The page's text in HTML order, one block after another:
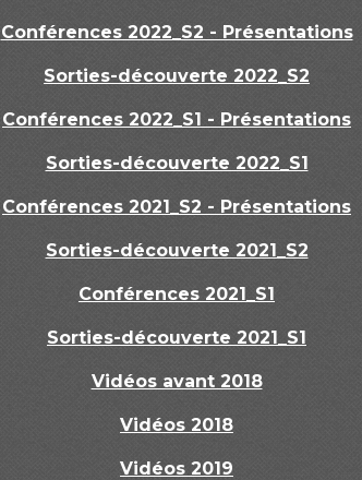
Conférences 2022_S2 - Présentations
Sorties-découverte 2022_S2
Conférences 2022_S1 - Présentations
Sorties-découverte 2022_S1
Conférences 2021_S2 - Présentations
Sorties-découverte 2021_S2
Conférences 2021_S1
Sorties-découverte 2021_S1
Vidéos avant 2018
Vidéos 2018
Vidéos 2019